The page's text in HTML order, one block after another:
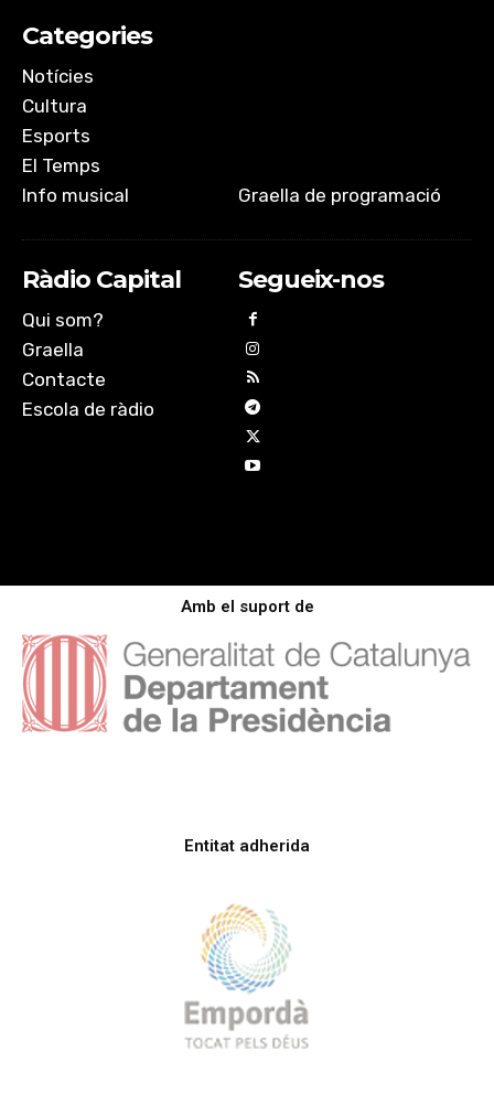
Categories
Notícies
Cultura
Esports
El Temps
Info musical
Graella de programació
Ràdio Capital
Qui som?
Graella
Contacte
Escola de ràdio
Segueix-nos
Amb el suport de
Entitat adherida